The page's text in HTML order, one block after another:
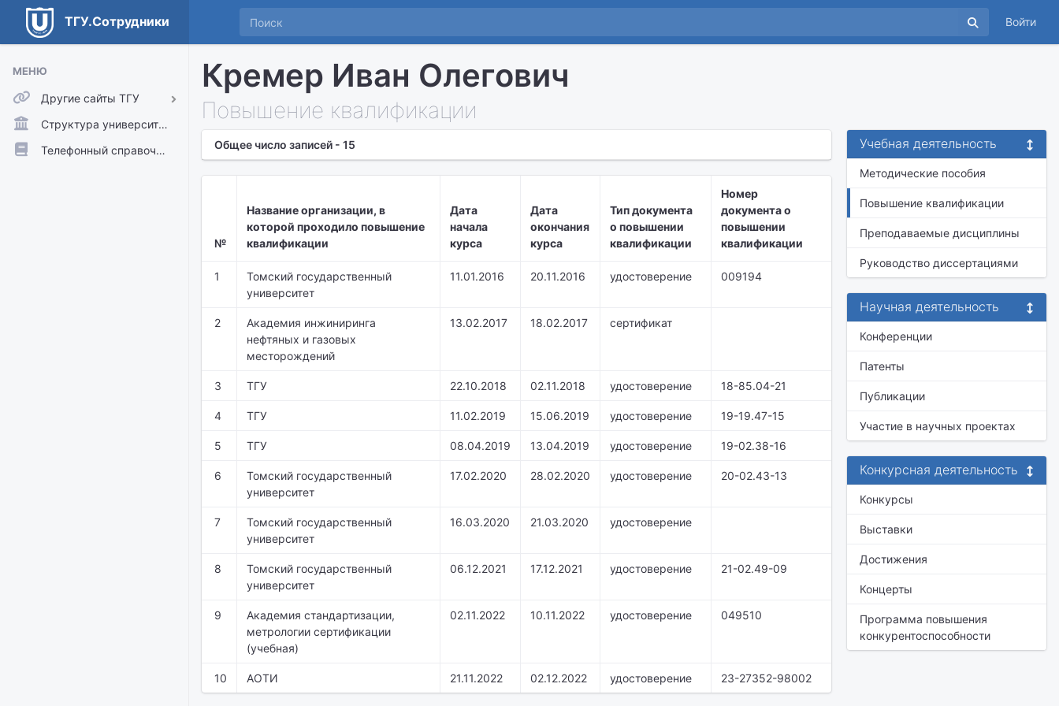
ТГУ.Сотрудники Войти
МЕНЮ
Другие сайты ТГУ
ТГУ.Аккаунты
ТГУ.Расписание
Структура университета
Телефонный справочник
Кремер Иван Олегович
Повышение квалификации
Общее число записей - 15
№
Название организации, в
которой проходило повышение
квалификации
Дата
начала
курса
Дата
окончания
курса
Тип документа
о повышении
квалификации
Номер
документа о
повышении
квалификации
1
Томский государственный
университет
11.01.2016 20.11.2016 удостоверение 009194
2
Академия инжиниринга
нефтяных и газовых
месторождений
13.02.2017 18.02.2017 сертификат
3 ТГУ 22.10.2018 02.11.2018 удостоверение 18-85.04-21
4 ТГУ 11.02.2019 15.06.2019 удостоверение 19-19.47-15
5 ТГУ 08.04.2019 13.04.2019 удостоверение 19-02.38-16
6
Томский государственный
университет
17.02.2020 28.02.2020 удостоверение 20-02.43-13
7
Томский государственный
университет
16.03.2020 21.03.2020 удостоверение
8
Томский государственный
университет
06.12.2021 17.12.2021 удостоверение 21-02.49-09
9
Академия стандартизации,
метрологии сертификации
(учебная)
02.11.2022 10.11.2022 удостоверение 049510
10 АОТИ 21.11.2022 02.12.2022 удостоверение 23-27352-98002
Учебная деятельность
Методические пособия
Повышение квалификации
Преподаваемые дисциплины
Руководство диссертациями
Научная деятельность
Конференции
Патенты
Публикации
Участие в научных проектах
Конкурсная деятельность
Конкурсы
Выставки
Достижения
Концерты
Программа повышения
конкурентоспособности